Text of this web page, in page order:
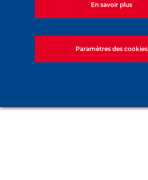
En savoir plus
Paramètres des cookies